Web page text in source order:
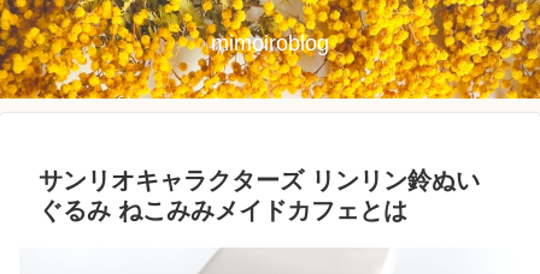
mimoiroblog
サンリオキャラクターズ リンリン鈴ぬい
ぐるみ ねこみみメイドカフェとは